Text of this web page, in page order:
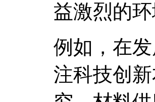
益激烈的
例如，在
注科技创